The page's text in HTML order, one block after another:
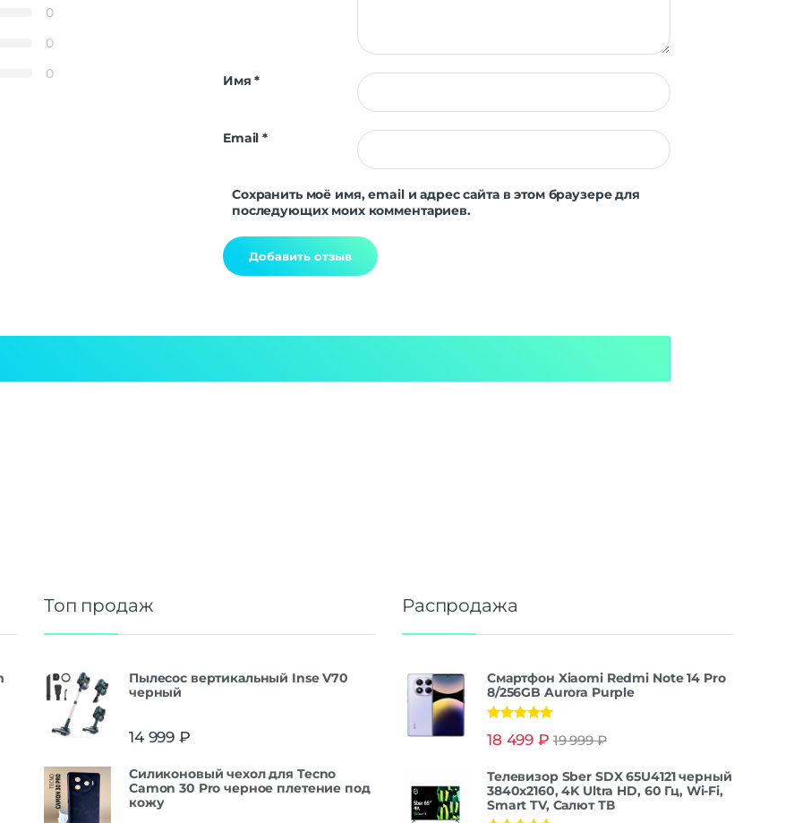
0
0
0
Имя*
Email*
Сохранить моё имя, email и адрес сайта в этом браузере для
последующих моих комментариев.
Топ продаж
Пылесос вертикальный Inse V70
черный
14 999 ₽
Силиконовый чехол для Tecno
Camon 30 Pro черное плетение под
кожу
Распродажа
Смартфон Xiaomi Redmi Note 14 Pro
8/256GB Aurora Purple
из 5
18 499 ₽ 19 999₽
Телевизор Sber SDX 65U4121 черный
3840x2160, 4K Ultra HD, 60 Гц, Wi-Fi,
Smart TV, Салют ТВ